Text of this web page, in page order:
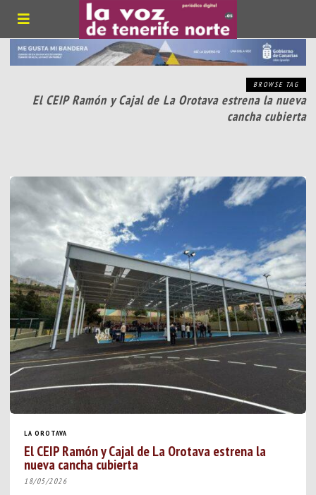
BROWSE TAG
El CEIP Ramón y Cajal de La Orotava estrena la nueva
cancha cubierta
LA OROTAVA
El CEIP Ramón y Cajal de La Orotava estrena la
nueva cancha cubierta
18/05/2026